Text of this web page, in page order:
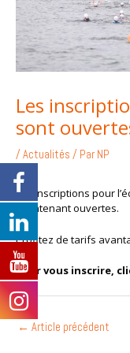
Les
sont
/Actualités / Par NP
Les inscriptions pour
maintenant ouvertes.
Profitez de tarifs
Pour vous inscrire,
← Article précédent